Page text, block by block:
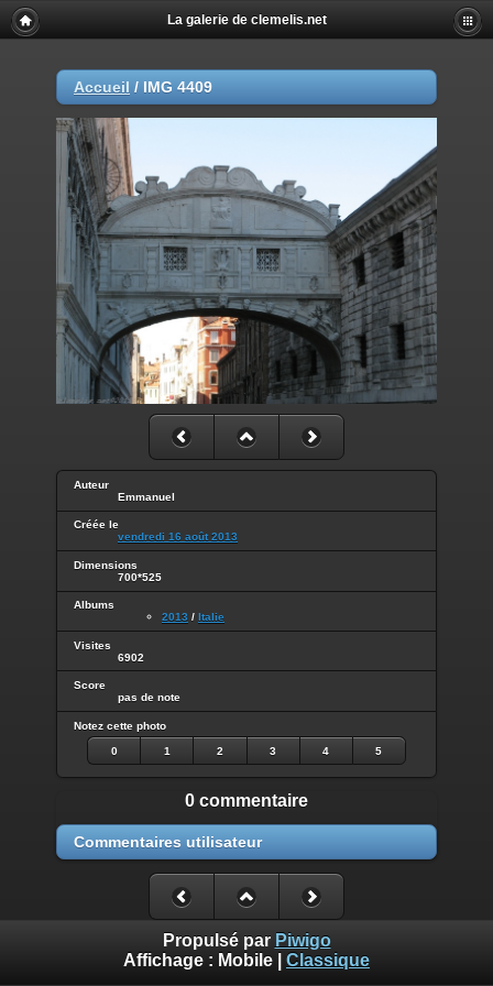
La galerie de clemelis.net
Accueil / IMG 4409
Auteur
Emmanuel
Créée le
vendredi 16 août 2013
Dimensions
700*525
Albums
2013 / Italie
Visites
6902
Score
pas de note
Notez cette photo
0 1 2 3 4 5
0 commentaire
Commentaires utilisateur
Propulsé par Piwigo
Affichage : Mobile Classique